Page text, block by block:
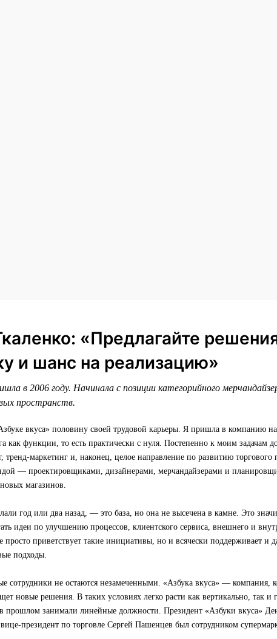
«Предлагайте
и шанс на реализацию»
в 2006 году. Начинала с позиции категорийного
пространств.
вкуса» половину своей трудовой карьеры. Я пришла в компанию на
как функции, то есть практически с нуля. Постепенно к моим задачам
тренд-маркетинг и, наконец, целое направление по развитию торгового
— проектировщиками, дизайнерами, мерчандайзерами и
магазинов.
год или два назад, — это база, но она не высечена в камне. Это
идеи по улучшению процессов, клиентского сервиса, внешнего и
просто приветствует такие инициативы, но и всячески поддерживает и
подходы.
сотрудники не остаются незамеченными. «Азбука вкуса» — компания,
новые решения. В таких условиях легко расти как вертикально, так
прошлом занимали линейные должности. Президент «Азбуки вкуса»
президент по торговле Сергей Пашенцев был сотрудником